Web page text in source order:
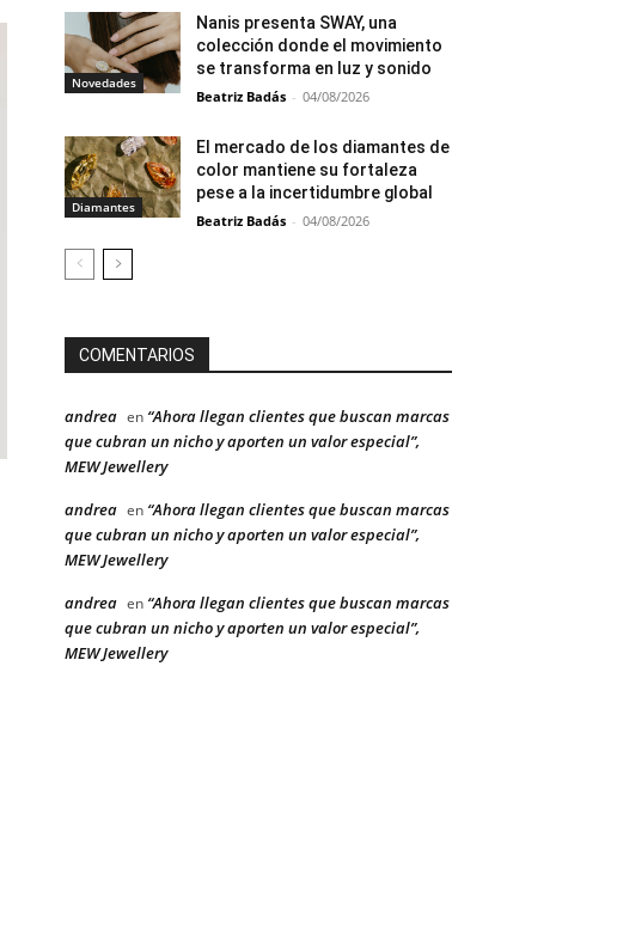
Novedades
Nanis presenta SWAY, una
colección donde el movimiento
se transforma en luz y sonido
Beatriz Badás - 04/08/2026
Diamantes
El mercado de los diamantes de
color mantiene su fortaleza
pese a la incertidumbre global
Beatriz Badás - 04/08/2026
COMENTARIOS
andrea en “Ahora llegan clientes que buscan marcas
que cubran un nicho y aporten un valor especial”,
MEW Jewellery
andrea en “Ahora llegan clientes que buscan marcas
que cubran un nicho y aporten un valor especial”,
MEW Jewellery
andrea en “Ahora llegan clientes que buscan marcas
que cubran un nicho y aporten un valor especial”,
MEW Jewellery